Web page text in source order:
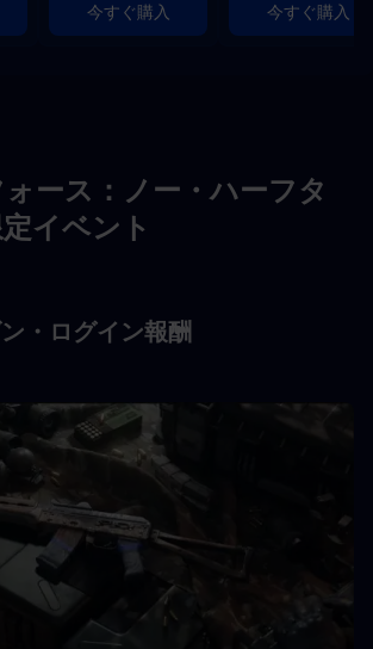
今すぐ購入 今すぐ購入
ース：ノー・ハーフタ
イベント
・ログイン報酬